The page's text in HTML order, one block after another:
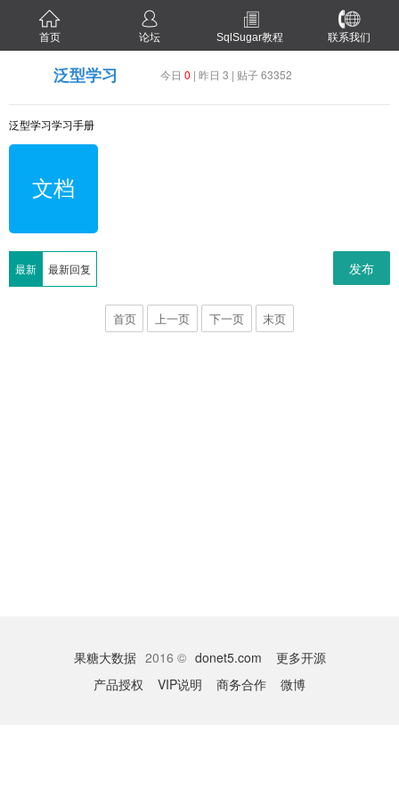
首页 论坛 SqlSugar教程 联系我们
泛型学习 今日 0 | 昨日 3 | 贴子 63352
泛型学习学习手册
文档
最新 最新回复 发布
首页 上一页 下一页 末页
果糖大数据 2016 © donet5.com
更多开源
产品授权
VIP说明 商务合作 微博